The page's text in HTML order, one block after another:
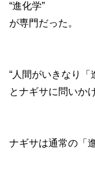
“進化学”
が専門だった。
“人間がいきなり「
とナギサに問いか
ナギサは通常の「